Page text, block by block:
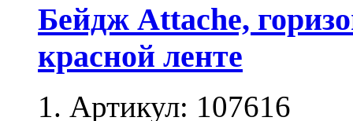
Бейдж Attache,
красной ленте
Артикул: 107616